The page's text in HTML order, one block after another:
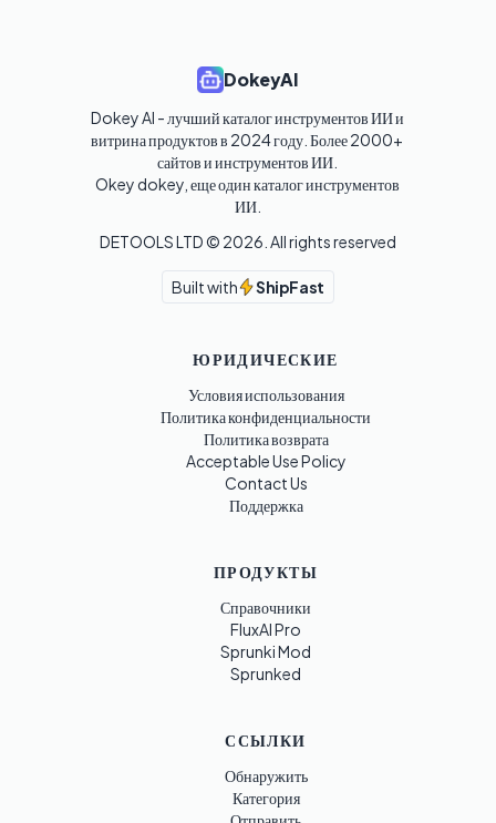
DokeyAI
Dokey AI - лучший каталог инструментов ИИ и
витрина продуктов в 2024 году. Более 2000+
сайтов и инструментов ИИ.
Okey dokey, еще один каталог инструментов
ИИ.
DETOOLS LTD © 2026 . All rights reserved
Built with ShipFast
ЮРИДИЧЕСКИЕ
Условия использования
Политика конфиденциальности
Политика возврата
Acceptable Use Policy
Contact Us
Поддержка
ПРОДУКТЫ
Справочники
FluxAI Pro
Sprunki Mod
Sprunked
ССЫЛКИ
Обнаружить
Категория